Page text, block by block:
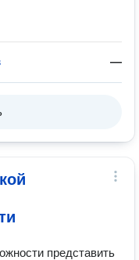
—
представить